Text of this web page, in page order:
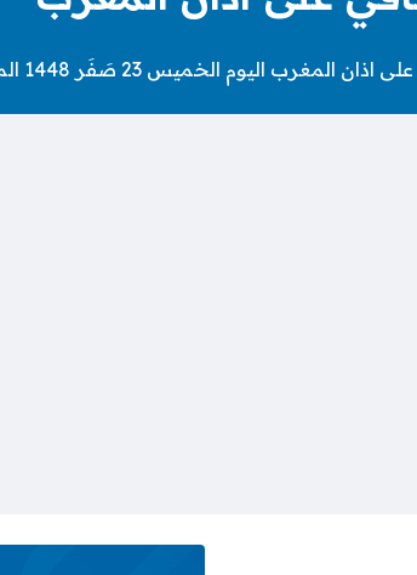
اليوم الخميس 23 صَفَر 1448 الموافق 6 أغسطس 2026 – تعرف على وقت أذان المغرب اليوم.